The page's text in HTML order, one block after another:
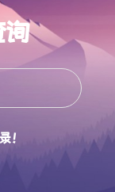
询
！